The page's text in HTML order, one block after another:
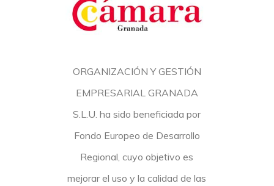
ORGANIZACIÓN Y GESTIÓN
EMPRESARIAL GRANADA
S.L.U. ha sido beneficiada por
Fondo Europeo de Desarrollo
Regional, cuyo objetivo es
mejorar el uso y la calidad de las